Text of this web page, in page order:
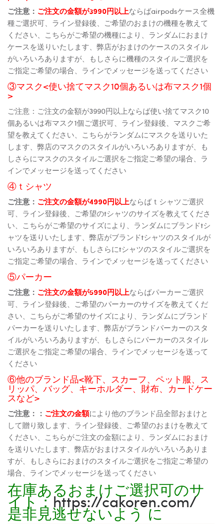
ご注意： ご注文の金額が3990円以上ならばairpodsケース全機
種ご選択可、ライン登録後、ご希望のおまけの機種を教えて
ください、こちらがご希望の機種により、ランダムにおまけ
ケースを送りいたします、弊店がおまけのケースのスタイル
がいろいろありますが、もしさらに機種のスタイルご選択を
ご指定ご希望の場合、ラインでメッセージを送ってください
③マスク<使い捨てマスク10個あるいは布マスク1個
>
ご注意：ご注文の金額が3990円以上ならば使い捨てマスク10
個あるいは布マスク1個ご選択可、ライン登録後、マスクご希
望を教えてください、こちらがランダムにマスクを送りいた
します、弊店のマスクのスタイルがいろいろありますが、も
しさらにマスクのスタイルご選択をご指定ご希望の場合、ラ
インでメッセージを送ってください
④ｔシャツ
ご注意： ご注文の金額が4990円以上ならばｔシャツご選択
可、ライン登録後、ご希望のtシャツのサイズを教えてくださ
い、こちらがご希望のサイズにより、ランダムにブランドtシ
ャツを送りいたします、弊店がブランドtシャツのスタイルが
いろいろありますが、もしさらにtシャツのスタイルご選択を
ご指定ご希望の場合、ラインでメッセージを送ってください
⑤パーカー
ご注意： ご注文の金額が5990円以上ならばパーカーご選択
可、ライン登録後、ご希望のパーカーのサイズを教えてくだ
さい、こちらがご希望のサイズにより、ランダムにブランド
パーカーを送りいたします、弊店がブランドパーカーのスタ
イルがいろいろありますが、もしさらにパーカーのスタイル
ご選択をご指定ご希望の場合、ラインでメッセージを送って
ください
⑥他のブランド品<靴下、スカーフ、ペット服、ス
リッパ、バッグ、キーホルダー、財布、カードケー
スなど>
ご注意：： ご注文の金額により他のブランド品全部おまけと
して贈り致します、ライン登録後、ご希望のおまけを教えて
ください、こちらがご注文の金額により、ランダムにおまけ
を送りいたします、弊店がおまけスタイルがいろいろありま
すが、もしさらにおまけのスタイルご選択をご指定ご希望の
場合、ラインでメッセージを送ってください
在庫あるおまけご選択可のサ
イト：https://cakoren.com/
是非見逃せないよう に